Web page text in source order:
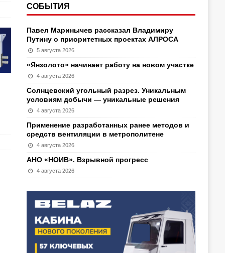
СОБЫТИЯ
Павел Маринычев рассказал Владимиру
Путину о приоритетных проектах АЛРОСА
5 августа 2026
«Янзолото» начинает работу на новом участке
4 августа 2026
Солнцевский угольный разрез. Уникальным
условиям добычи — уникальные решения
4 августа 2026
Применение разработанных ранее методов и
средств вентиляции в метрополитене
4 августа 2026
АНО «НОИВ». Взрывной прогресс
4 августа 2026